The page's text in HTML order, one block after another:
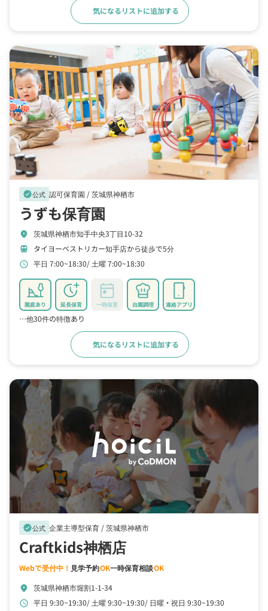
気になるリストに追加する
verified公式 認可保育園 /茨城県神栖市
うずも保育園
location_on 茨城県神栖市知手中央3丁目10-32
train タイヨーベストリカー知手店から徒歩で5分
schedule 平日 7:00~18:30 土曜 7:00~18:30
園庭あり 延長保育 一時保育 自園調理 連絡アプリ
…他30件の特徴あり
気になるリストに追加する
verified公式 企業主導型保育 /茨城県神栖市
Craftkids神栖店
Webで受付中！ 見学予約OK一時保育相談OK
location_on 茨城県神栖市堀割1-1-34
schedule 平日 9:30~19:30 土曜 9:30~19:30 日曜・祝日 9:30~19:30